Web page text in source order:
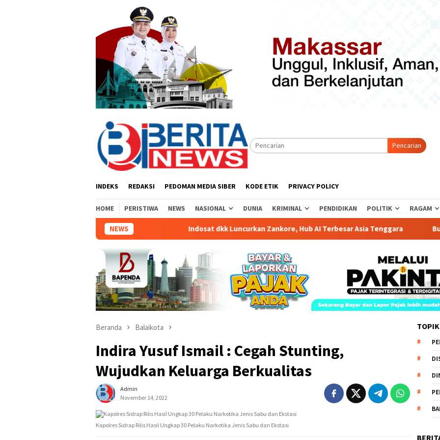
Pencarian
INDEKS REDAKSI PEDOMAN MEDIA SIBER KODE ETIK PRIVACY POLICY
HOME PERISTIWA NEWS NASIONAL DUNIA KRIMINAL PENDIDIKAN POLITIK RAGAM
NEWS Indosat dkk Luncurkan Zankore, Hub AI Terbesar Asia Tenggara Bupati Luwu
Beranda Balaikota
Indira Yusuf Ismail : Cegah Stunting,
Wujudkan Keluarga Berkualitas
Admin
November 14, 2022
Kapolres Sidrap Rilis Hasil Ungkap 30 Pelaku Narkotika Jenis Sabu dan Ekstasi